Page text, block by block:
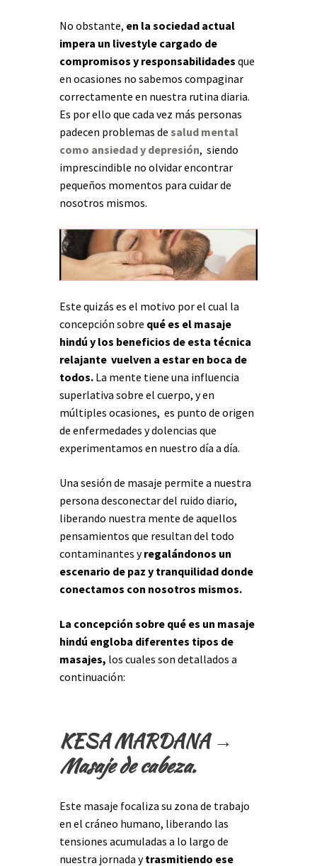
No obstante, en la sociedad actual
impera un livestyle cargado de
compromisos y responsabilidades que
en ocasiones no sabemos compaginar
correctamente en nuestra rutina diaria.
Es por ello que cada vez más personas
padecen problemas de salud mental
como ansiedad y depresión, siendo
imprescindible no olvidar encontrar
pequeños momentos para cuidar de
nosotros mismos.
Este quizás es el motivo por el cual la
concepción sobre qué es el masaje
hindú y los beneficios de esta técnica
relajante vuelven a estar en boca de
todos. La mente tiene una influencia
superlativa sobre el cuerpo, y en
múltiples ocasiones, es punto de origen
de enfermedades y dolencias que
experimentamos en nuestro día a día.
Una sesión de masaje permite a nuestra
persona desconectar del ruido diario,
liberando nuestra mente de aquellos
pensamientos que resultan del todo
contaminantes yregalándonos un
escenario de paz y tranquilidad donde
conectamos con nosotros mismos.
La concepción sobre qué es un masaje
hindú engloba diferentes tipos de
masajes, los cuales son detallados a
continuación:
KESA MARDANA →
Masaje de cabeza.
Este masaje focaliza su zona de trabajo
en el cráneo humano, liberando las
tensiones acumuladas a lo largo de
nuestra jornada ytrasmitiendo ese